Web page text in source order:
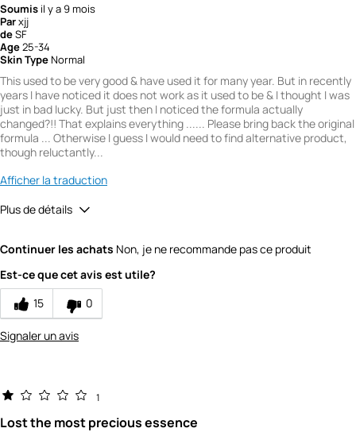
Soumis il y a 9 mois
Parxjj
deSF
Age25-34
Skin TypeNormal
This used to be very good & have used it for many year. But in recently
years I have noticed it does not work as it used to be & I thought I was
just in bad lucky. But just then I noticed the formula actually
changed?!! That explains everything ...... Please bring back the original
formula ... Otherwise I guess I would need to find alternative product,
though reluctantly...
Afficher la traduction
Plus de détails
coupon or contest entry for this review?
Quality
Value
Continuer les achats Non, je ne recommande pas ce produit
Est-ce que cet avis est utile?
15
0
Signaler un avis
1
Lost the most precious essence